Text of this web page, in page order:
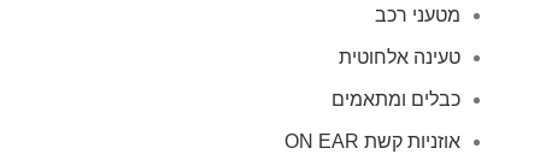
מטעני רכב
טעינה אלחוטית
כבלים ומתאמים
אוזניות קשת ON EAR